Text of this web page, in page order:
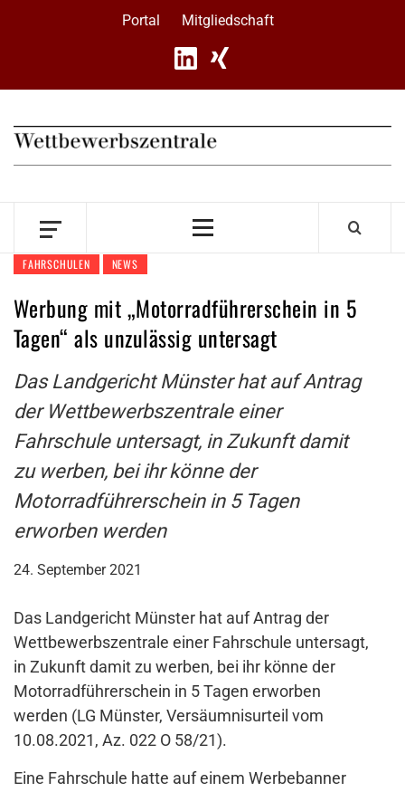
Portal Mitgliedschaft
Primary
FAHRSCHULEN NEWS
Werbung mit „Motorradführerschein in 5
Tagen“ als unzulässig untersagt
Das Landgericht Münster hat auf Antrag
der Wettbewerbszentrale einer
Fahrschule untersagt, in Zukunft damit
zu werben, bei ihr könne der
Motorradführerschein in 5 Tagen
erworben werden
24. September 2021
Das Landgericht Münster hat auf Antrag der
Wettbewerbszentrale einer Fahrschule untersagt,
in Zukunft damit zu werben, bei ihr könne der
Motorradführerschein in 5 Tagen erworben
werden (LG Münster, Versäumnisurteil vom
10.08.2021, Az. 022 O 58/21).
Eine Fahrschule hatte auf einem Werbebanner